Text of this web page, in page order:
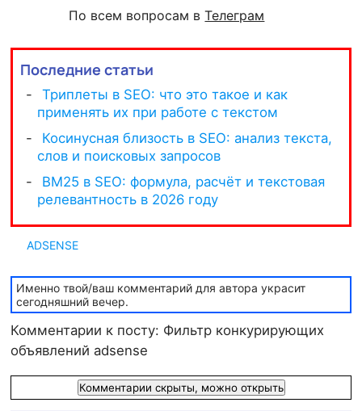
По всем вопросам вТелеграм
Последние статьи
ADSENSE
Именно твой/ваш комментарий для автора украсит
сегодняшний вечер.
Комментарии к посту: Фильтр конкурирующих
объявлений adsense
Комментарии скрыты, можно открыть